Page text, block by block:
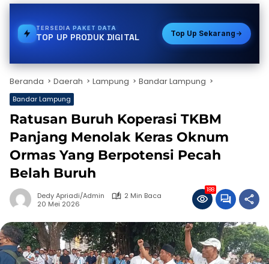
TERSEDIASTREAMING
TOP UP PRODUK DIGITAL Top Up Sekarang
Beranda Daerah Lampung Bandar Lampung
Bandar Lampung
Ratusan Buruh Koperasi TKBM
Panjang Menolak Keras Oknum
Ormas Yang Berpotensi Pecah
Belah Buruh
Dedy Apriadi/Admin
2 Min Baca
20 Mei 2026
188